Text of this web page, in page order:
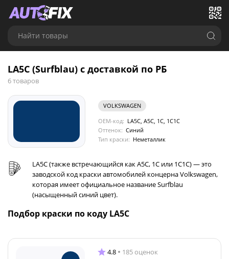
Найти товары
LA5C (Surfblau) с доставкой по РБ
6 товаров
VOLKSWAGEN
OEM-код: LA5C, A5C, 1C, 1C1C
Оттенок: Синий
Тип краски: Неметаллик
LA5C (также встречающийся как A5C, 1C или 1C1C) — это
заводской код краски автомобилей концерна Volkswagen,
которая имеет официальное название Surfblau
(насыщенный синий цвет).
Подбор краски по коду LA5C
4.8 185 оценок